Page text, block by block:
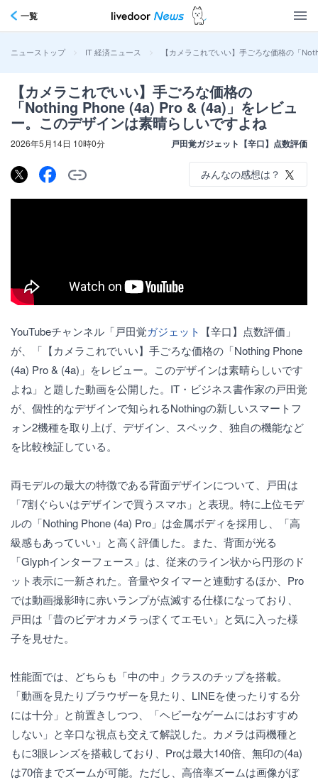
一覧
ニューストップ > IT 経済ニュース > 【カメラこれでいい】手ごろな価格の「
【カメラこれでいい】手ごろな価格の
「Nothing Phone (4a) Pro & (4a)」をレビュ
ー。このデザインは素晴らしいですよね
2026年5月14日 10時0分 戸田覚ガジェット【辛口】点数評価
みんなの感想は？
YouTubeチャンネル「戸田覚ガジェット 【辛口】点数評価」
が、「【カメラこれでいい】手ごろな価格の「Nothing Phone
(4a) Pro & (4a)」をレビュー。このデザインは素晴らしいです
よね」と題した動画を公開した。IT・ビジネス書作家の戸田覚
が、個性的なデザインで知られるNothingの新しいスマートフ
ォン2機種を取り上げ、デザイン、スペック、独自の機能など
を比較検証している。
両モデルの最大の特徴である背面デザインについて、戸田は
「7割ぐらいはデザインで買うスマホ」と表現。特に上位モデ
ルの「Nothing Phone (4a) Pro」は金属ボディを採用し、「高
級感もあっていい」と高く評価した。また、背面が光る
「Glyphインターフェース」は、従来のライン状から円形のド
ット表示に一新された。音量やタイマーと連動するほか、Pro
では動画撮影時に赤いランプが点滅する仕様になっており、
戸田は「昔のビデオカメラっぽくてエモい」と気に入った様
子を見せた。
性能面では、どちらも「中の中」クラスのチップを搭載。
「動画を見たりブラウザーを見たり、LINEを使ったりする分
には十分」と前置きしつつ、「ヘビーなゲームにはおすすめ
しない」と辛口な視点も交えて解説した。カメラは両機種と
もに3眼レンズを搭載しており、Proは最大140倍、無印の(4a)
は70倍までズームが可能。ただし、高倍率ズームは画像がぼ